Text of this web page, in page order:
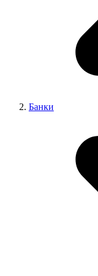
Банки